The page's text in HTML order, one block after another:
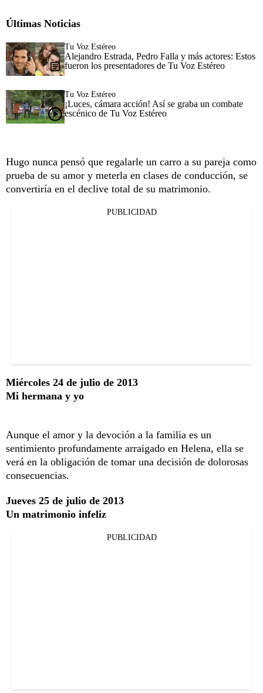
Últimas Noticias
Tu Voz Estéreo
Alejandro Estrada, Pedro Falla y más actores: Estos
fueron los presentadores de Tu Voz Estéreo
Tu Voz Estéreo
¡Luces, cámara acción! Así se graba un combate
escénico de Tu Voz Estéreo
Hugo nunca pensó que regalarle un carro a su pareja como
prueba de su amor y meterla en clases de conducción, se
convertiría en el declive total de su matrimonio.
PUBLICIDAD
Miércoles 24 de julio de 2013
Mi hermana y yo
Aunque el amor y la devoción a la familia es un
sentimiento profundamente arraigado en Helena, ella se
verá en la obligación de tomar una decisión de dolorosas
consecuencias.
Jueves 25 de julio de 2013
Un matrimonio infeliz
PUBLICIDAD